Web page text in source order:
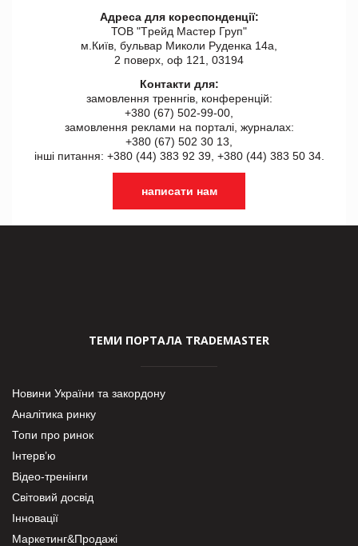
Адреса для кореспонденції:
ТОВ "Tрейд Мастер Груп"
м.Київ, бульвар Миколи Руденка 14а,
2 поверх, оф 121, 03194
Контакти для:
замовлення треннгів, конференцій:
+380 (67) 502-99-00,
замовлення реклами на порталі, журналах:
+380 (67) 502 30 13,
інші питання: +380 (44) 383 92 39, +380 (44) 383 50 34.
написати нам
ТЕМИ ПОРТАЛА TRADEMASTER
Новини України та закордону
Аналітика ринку
Топи про ринок
Інтерв’ю
Відео-тренінги
Світовий досвід
Інновації
Маркетинг&Продажі